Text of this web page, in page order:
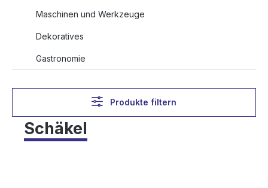
Maschinen und Werkzeuge
Dekoratives
Gastronomie
Produkte filtern
Schäkel